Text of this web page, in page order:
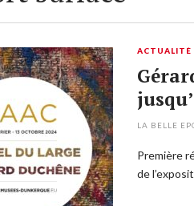
ACTUALITÉ
LA BELLE
Première
de